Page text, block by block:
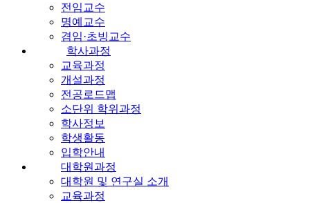
전임교수
명예교수
겸임·초빙교수
학사과정
교육과정
개설과정
전공로드맵
소단위 학위과정
학사정보
학생활동
입학안내
대학원과정
대학원 및 연구실 소개
교육과정